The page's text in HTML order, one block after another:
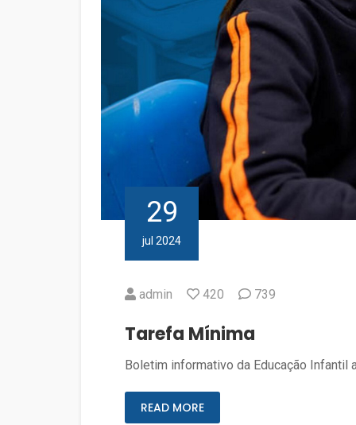
29
jul 2024
admin 420 739
Tarefa Mínima
Boletim informativo da Educação Infantil
READ MORE